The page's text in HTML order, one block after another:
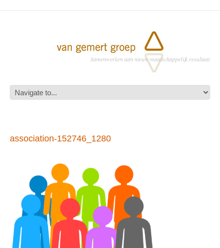
Samenwerken aan nieuw maatschappelijk resultaat
association-152746_1280